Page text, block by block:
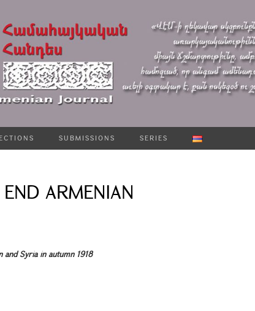
SUBMISSIONS SERIES
ARMENIAN
and Syria in autumn 1918